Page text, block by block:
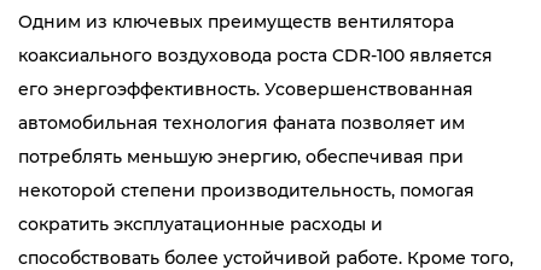
Одним из ключевых преимуществ вентилятора
коаксиального воздуховода роста CDR-100 является
его энергоэффективность. Усовершенствованная
автомобильная технология фаната позволяет им
потреблять меньшую энергию, обеспечивая при
некоторой степени производительность, помогая
сократить эксплуатационные расходы и
способствовать более устойчивой работе. Кроме того,